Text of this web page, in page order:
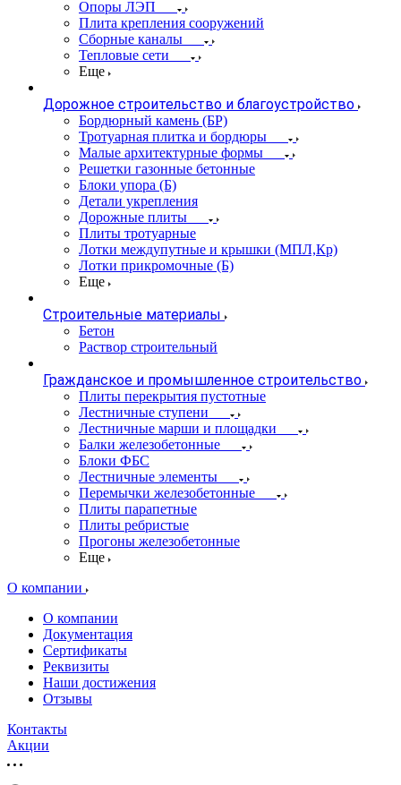
Опоры ЛЭП
Плита крепления сооружений
Сборные каналы
Тепловые сети
Еще
Дорожное строительство и благоустройство
Бордюрный камень (БР)
Тротуарная плитка и бордюры
Малые архитектурные формы
Решетки газонные бетонные
Блоки упора (Б)
Детали укрепления
Дорожные плиты
Плиты тротуарные
Лотки междупутные и крышки (МПЛ,Кр)
Лотки прикромочные (Б)
Еще
Строительные материалы
Бетон
Раствор строительный
Гражданское и промышленное строительство
Плиты перекрытия пустотные
Лестничные ступени
Лестничные марши и площадки
Балки железобетонные
Блоки ФБС
Лестничные элементы
Перемычки железобетонные
Плиты парапетные
Плиты ребристые
Прогоны железобетонные
Еще
О компании
О компании
Документация
Сертификаты
Реквизиты
Наши достижения
Отзывы
Контакты
Акции